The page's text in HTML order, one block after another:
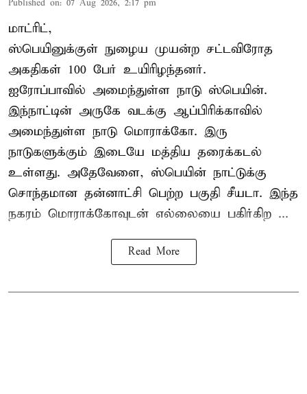
Published on: 07 Aug 2026, 2:17 pm
மாட்ரிட்,
ஸ்பெயினுக்குள் நுழைய முயன்ற சட்டவிரோத
அகதிகள் 100 பேர் உயிரிழந்தனர்.
ஐரோப்பாவில் அமைந்துள்ள நாடு ஸ்பெயின்.
இந்நாட்டின் அருகே வடக்கு ஆப்பிரிக்காவில்
அமைந்துள்ள நாடு மொராக்கோ. இரு
நாடுகளுக்கும் இடையே மத்திய தரைக்கடல்
உள்ளது. அதேவேளை, ஸ்பெயின் நாட்டுக்கு
சொந்தமான தன்னாட்சி பெற்ற பகுதி சீயடா. இந்த
நகரம் மொராக்கோவுடன் எல்லையை பகிர்கிற ...
Read More